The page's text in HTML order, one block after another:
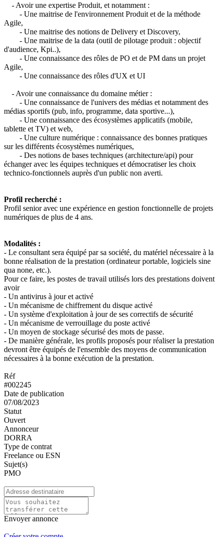
- Avoir une expertise Produit, et notamment :
- Une maitrise de l'environnement Produit et de la méthode
Agile,
- Une maitrise des notions de Delivery et Discovery,
- Une maitrise de la data (outil de pilotage produit : objectif
d'audience, Kpi..),
- Une connaissance des rôles de PO et de PM dans un projet
Agile,
- Une connaissance des rôles d'UX et UI
- Avoir une connaissance du domaine métier :
- Une connaissance de l'univers des médias et notamment des
médias sportifs (pub, info, programme, data sportive...),
- Une connaissance des écosystèmes applicatifs (mobile,
tablette et TV) et web,
- Une culture numérique : connaissance des bonnes pratiques
sur les différents écosystèmes numériques,
- Des notions de bases techniques (architecture/api) pour
échanger avec les équipes techniques et démocratiser les choix
technico-fonctionnels auprès d'un public non averti.
Profil recherché :
Profil senior avec une expérience en gestion fonctionnelle de projets
numériques de plus de 4 ans.
Modalités :
- Le consultant sera équipé par sa société, du matériel nécessaire à la
bonne réalisation de la prestation (ordinateur portable, logiciels sine
qua none, etc.).
Pour ce faire, les postes de travail utilisés lors des prestations doivent
avoir
- Un antivirus à jour et activé
- Un mécanisme de chiffrement du disque activé
- Un système d'exploitation à jour de ses correctifs de sécurité
- Un mécanisme de verrouillage du poste activé
- Un moyen de stockage sécurisé des mots de passe.
- De manière générale, les profils proposés pour réaliser la prestation
devront être équipés de l'ensemble des moyens de communication
nécessaires à la bonne exécution de la prestation.
Réf
#002245
Date de publication
07/08/2023
Statut
Ouvert
Annonceur
DORRA
Type de contrat
Freelance ou ESN
Sujet(s)
PMO
Envoyer annonce